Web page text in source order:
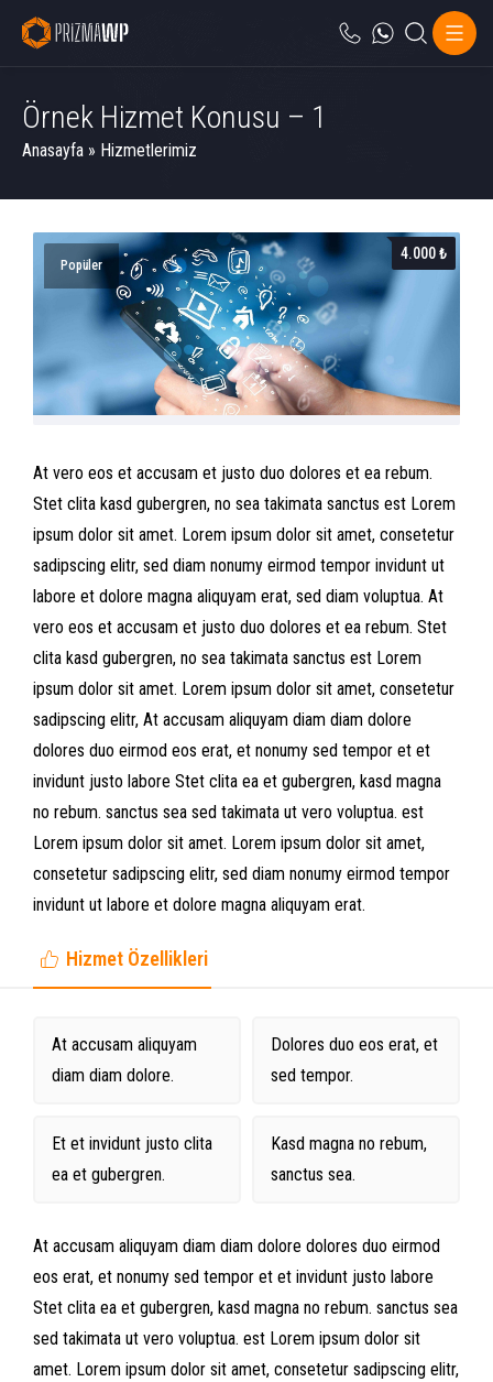
Örnek Hizmet Konusu – 1
Anasayfa » Hizmetlerimiz
Popüler
4.000 ₺
At vero eos et accusam et justo duo dolores et ea rebum.
Stet clita kasd gubergren, no sea takimata sanctus est Lorem
ipsum dolor sit amet. Lorem ipsum dolor sit amet, consetetur
sadipscing elitr, sed diam nonumy eirmod tempor invidunt ut
labore et dolore magna aliquyam erat, sed diam voluptua. At
vero eos et accusam et justo duo dolores et ea rebum. Stet
clita kasd gubergren, no sea takimata sanctus est Lorem
ipsum dolor sit amet. Lorem ipsum dolor sit amet, consetetur
sadipscing elitr, At accusam aliquyam diam diam dolore
dolores duo eirmod eos erat, et nonumy sed tempor et et
invidunt justo labore Stet clita ea et gubergren, kasd magna
no rebum. sanctus sea sed takimata ut vero voluptua. est
Lorem ipsum dolor sit amet. Lorem ipsum dolor sit amet,
consetetur sadipscing elitr, sed diam nonumy eirmod tempor
invidunt ut labore et dolore magna aliquyam erat.
Hizmet Özellikleri
At accusam aliquyam
diam diam dolore.
Dolores duo eos erat, et
sed tempor.
Et et invidunt justo clita
ea et gubergren.
Kasd magna no rebum,
sanctus sea.
At accusam aliquyam diam diam dolore dolores duo eirmod
eos erat, et nonumy sed tempor et et invidunt justo labore
Stet clita ea et gubergren, kasd magna no rebum. sanctus sea
sed takimata ut vero voluptua. est Lorem ipsum dolor sit
amet. Lorem ipsum dolor sit amet, consetetur sadipscing elitr,